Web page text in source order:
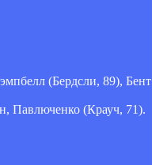
(Бердсли, 89), Бент
Павлюченко (Крауч, 71).